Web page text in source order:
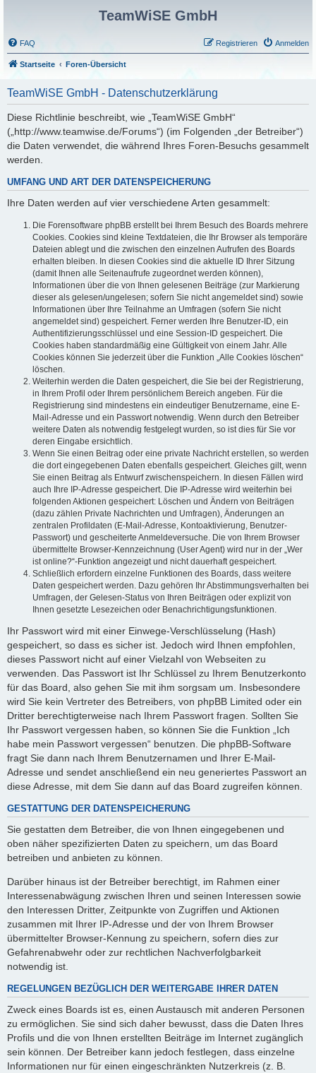
TeamWiSE GmbH
FAQ Anmelden
Registrieren
Startseite Foren-Übersicht
TeamWiSE GmbH - Datenschutzerklärung
Diese Richtlinie beschreibt, wie „TeamWiSE GmbH“
(„http://www.teamwise.de/Forums“) (im Folgenden „der Betreiber“)
die Daten verwendet, die während Ihres Foren-Besuchs gesammelt
werden.
UMFANG UND ART DER DATENSPEICHERUNG
Ihre Daten werden auf vier verschiedene Arten gesammelt:
Die Forensoftware phpBB erstellt bei Ihrem Besuch des Boards mehrere
Cookies. Cookies sind kleine Textdateien, die Ihr Browser als temporäre
Dateien ablegt und die zwischen den einzelnen Aufrufen des Boards
erhalten bleiben. In diesen Cookies sind die aktuelle ID Ihrer Sitzung
(damit Ihnen alle Seitenaufrufe zugeordnet werden können),
Informationen über die von Ihnen gelesenen Beiträge (zur Markierung
dieser als gelesen/ungelesen; sofern Sie nicht angemeldet sind) sowie
Informationen über Ihre Teilnahme an Umfragen (sofern Sie nicht
angemeldet sind) gespeichert. Ferner werden Ihre Benutzer-ID, ein
Authentifizierungsschlüssel und eine Session-ID gespeichert. Die
Cookies haben standardmäßig eine Gültigkeit von einem Jahr. Alle
Cookies können Sie jederzeit über die Funktion „Alle Cookies löschen“
löschen.
Weiterhin werden die Daten gespeichert, die Sie bei der Registrierung,
in Ihrem Profil oder Ihrem persönlichem Bereich angeben. Für die
Registrierung sind mindestens ein eindeutiger Benutzername, eine E-
Mail-Adresse und ein Passwort notwendig. Wenn durch den Betreiber
weitere Daten als notwendig festgelegt wurden, so ist dies für Sie vor
deren Eingabe ersichtlich.
Wenn Sie einen Beitrag oder eine private Nachricht erstellen, so werden
die dort eingegebenen Daten ebenfalls gespeichert. Gleiches gilt, wenn
Sie einen Beitrag als Entwurf zwischenspeichern. In diesen Fällen wird
auch Ihre IP-Adresse gespeichert. Die IP-Adresse wird weiterhin bei
folgenden Aktionen gespeichert: Löschen und Ändern von Beiträgen
(dazu zählen Private Nachrichten und Umfragen), Änderungen an
zentralen Profildaten (E-Mail-Adresse, Kontoaktivierung, Benutzer-
Passwort) und gescheiterte Anmeldeversuche. Die von Ihrem Browser
übermittelte Browser-Kennzeichnung (User Agent) wird nur in der „Wer
ist online?“-Funktion angezeigt und nicht dauerhaft gespeichert.
Schließlich erfordern einzelne Funktionen des Boards, dass weitere
Daten gespeichert werden. Dazu gehören Ihr Abstimmungsverhalten bei
Umfragen, der Gelesen-Status von Ihren Beiträgen oder explizit von
Ihnen gesetzte Lesezeichen oder Benachrichtigungsfunktionen.
Ihr Passwort wird mit einer Einwege-Verschlüsselung (Hash)
gespeichert, so dass es sicher ist. Jedoch wird Ihnen empfohlen,
dieses Passwort nicht auf einer Vielzahl von Webseiten zu
verwenden. Das Passwort ist Ihr Schlüssel zu Ihrem Benutzerkonto
für das Board, also gehen Sie mit ihm sorgsam um. Insbesondere
wird Sie kein Vertreter des Betreibers, von phpBB Limited oder ein
Dritter berechtigterweise nach Ihrem Passwort fragen. Sollten Sie
Ihr Passwort vergessen haben, so können Sie die Funktion „Ich
habe mein Passwort vergessen“ benutzen. Die phpBB-Software
fragt Sie dann nach Ihrem Benutzernamen und Ihrer E-Mail-
Adresse und sendet anschließend ein neu generiertes Passwort an
diese Adresse, mit dem Sie dann auf das Board zugreifen können.
GESTATTUNG DER DATENSPEICHERUNG
Sie gestatten dem Betreiber, die von Ihnen eingegebenen und
oben näher spezifizierten Daten zu speichern, um das Board
betreiben und anbieten zu können.
Darüber hinaus ist der Betreiber berechtigt, im Rahmen einer
Interessenabwägung zwischen Ihren und seinen Interessen sowie
den Interessen Dritter, Zeitpunkte von Zugriffen und Aktionen
zusammen mit Ihrer IP-Adresse und der von Ihrem Browser
übermittelter Browser-Kennung zu speichern, sofern dies zur
Gefahrenabwehr oder zur rechtlichen Nachverfolgbarkeit
notwendig ist.
REGELUNGEN BEZÜGLICH DER WEITERGABE IHRER DATEN
Zweck eines Boards ist es, einen Austausch mit anderen Personen
zu ermöglichen. Sie sind sich daher bewusst, dass die Daten Ihres
Profils und die von Ihnen erstellten Beiträge im Internet zugänglich
sein können. Der Betreiber kann jedoch festlegen, dass einzelne
Informationen nur für einen eingeschränkten Nutzerkreis (z. B.